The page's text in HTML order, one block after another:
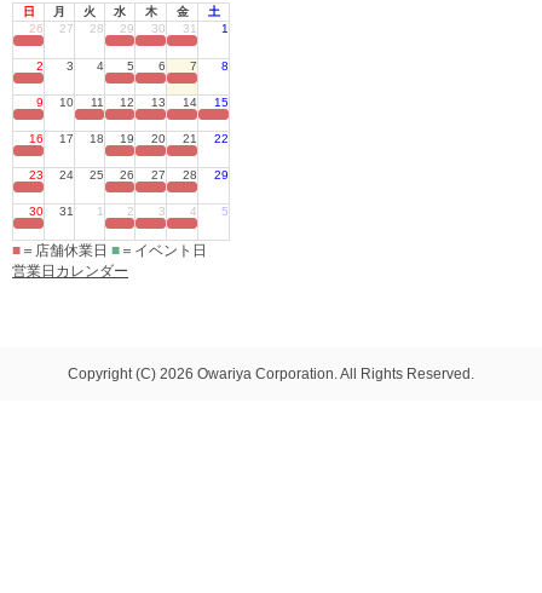
日
月 火 水 木 金
土
26
27 28 29 30 31 1
2 3 4 5 6 7 8
9 10 11 12 13 14 15
16 17 18 19 20 21 22
23 24 25 26 27 28 29
30 31 1 2 3 4 5
■ ＝店舗休業日 ■ ＝イベント日
営業日カレンダー
Copyright (C) 2026 Owariya Corporation. All Rights Reserved.